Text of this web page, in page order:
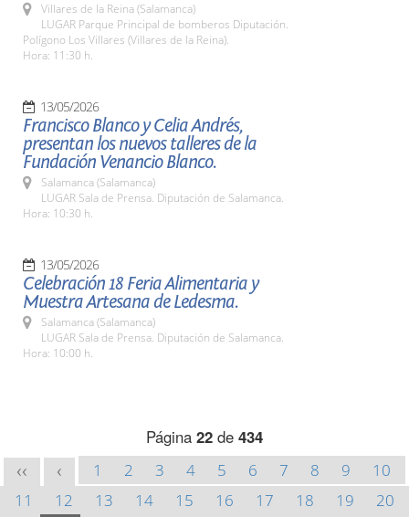
Villares de la Reina (Salamanca)
LUGAR Parque Principal de bomberos Diputación.
Polígono Los Villares (Villares de la Reina).
Hora: 11:30 h.
13/05/2026
Francisco Blanco y Celia Andrés,
presentan los nuevos talleres de la
Fundación Venancio Blanco.
Salamanca (Salamanca)
LUGAR Sala de Prensa. Diputación de Salamanca.
Hora: 10:30 h.
13/05/2026
Celebración 18 Feria Alimentaria y
Muestra Artesana de Ledesma.
Salamanca (Salamanca)
LUGAR Sala de Prensa. Diputación de Salamanca.
Hora: 10:00 h.
Página 22 de 434
<< < 1 2 3 4 5 6 7 8 9
10
11
12 13 14 15 16 17 18 19
20